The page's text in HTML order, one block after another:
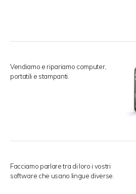
Vendiamo e ripariamo computer,
portatili e stampanti.
Facciamo parlare tra di loro i vostri
software che usano lingue diverse.